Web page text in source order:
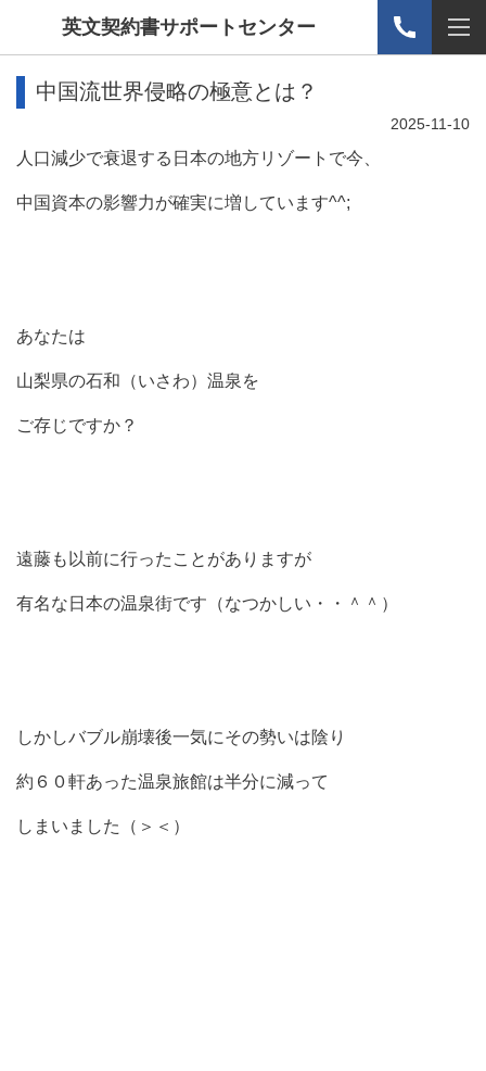
英文契約書サポートセンター
中国流世界侵略の極意とは？
2025-11-10
人口減少で衰退する日本の地方リゾートで今、
中国資本の影響力が確実に増しています^^;
あなたは
山梨県の石和（いさわ）温泉を
ご存じですか？
遠藤も以前に行ったことがありますが
有名な日本の温泉街です（なつかしい・・＾＾）
しかしバブル崩壊後一気にその勢いは陰り
約６０軒あった温泉旅館は半分に減って
しまいました（＞＜）